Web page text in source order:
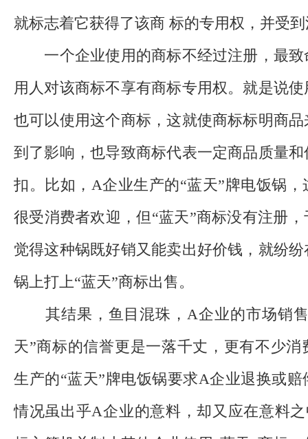
就标志着它获得了该商 标的专用权，并受
一个企业使用的商标不经过注册，最致
用人对该商标不享有商标专用权。就是说
也可以使用这个商标，这就使商标标明商
到了影响，也导致商标代表一定商品质量
扣。比如，A企业生产的“蓝天”牌电饭锅
很受消费者欢迎，但“蓝天”商标没有注册
觉得这种锅既好销又能卖出好价钱，就纷
锅上打上“蓝天”商标出售。
其结果，鱼目混珠，A企业的市场销售
天”商标的信誉更是一落千丈，更有不少
生产的“蓝天”牌电饭锅要求A企业退换或
情况虽出乎A企业的意料，却又应在意料